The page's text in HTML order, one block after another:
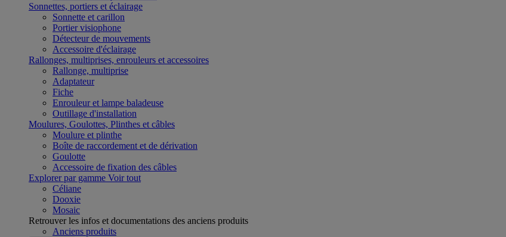
Sonnettes, portiers et éclairage
Sonnette et carillon
Portier visiophone
Détecteur de mouvements
Accessoire d'éclairage
Rallonges, multiprises, enrouleurs et accessoires
Rallonge, multiprise
Adaptateur
Fiche
Enrouleur et lampe baladeuse
Outillage d'installation
Moulures, Goulottes, Plinthes et câbles
Moulure et plinthe
Boîte de raccordement et de dérivation
Goulotte
Accessoire de fixation des câbles
Explorer par gamme Voir tout
Céliane
Dooxie
Mosaic
Retrouver les infos et documentations des anciens produits
Anciens produits